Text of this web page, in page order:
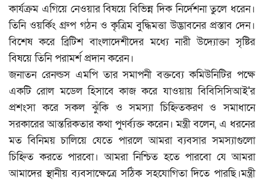
কার্যক্রম এগিয়ে নেওয়ার বিষয়ে বিভিন্ন দিক নির্দেশনা তুলে ধরেন।
তিনি ওয়র্কিং গ্রুপ গঠন ও কৃত্রিম বুদ্ধিমত্তা উদ্ভাবনের প্রস্তাব দেন।
বিশেষ করে ব্রিটিশ বাংলাদেশীদের মধ্যে নারী উদ্যোক্তা সৃষ্টির
বিষয়ে তিনি পরামর্শ প্রদান করেন।
জনাতন রেনল্ডস এমপি তার সমাপনী বক্তব্যে কমিউনিটির পক্ষে
একটি রোল মডেল হিসাবে কাজ করে যাওয়ায় বিবিসিসিআই'র
প্রশংসা করে সকল ঝুঁকি ও সমস্যা চিহ্নিতকরণ ও সমাধানে
সরকারের আন্তরিকতার কথা পুণর্ব্যক্ত করেন। মন্ত্রী বলেন, এ ধরনের
মত বিনিময় চালিয়ে যেতে পারলে আমরা ব্যবসার সমস্যাগুলো
চিহ্নিত করতে পারবো। আমরা নিশ্চিত হতে পারবো যে আমরা
আমাদের স্থানীয় ব্যবসাক্ষেত্রে সঠিক সহযোগিতা দিতে পারছি।মন্ত্রী